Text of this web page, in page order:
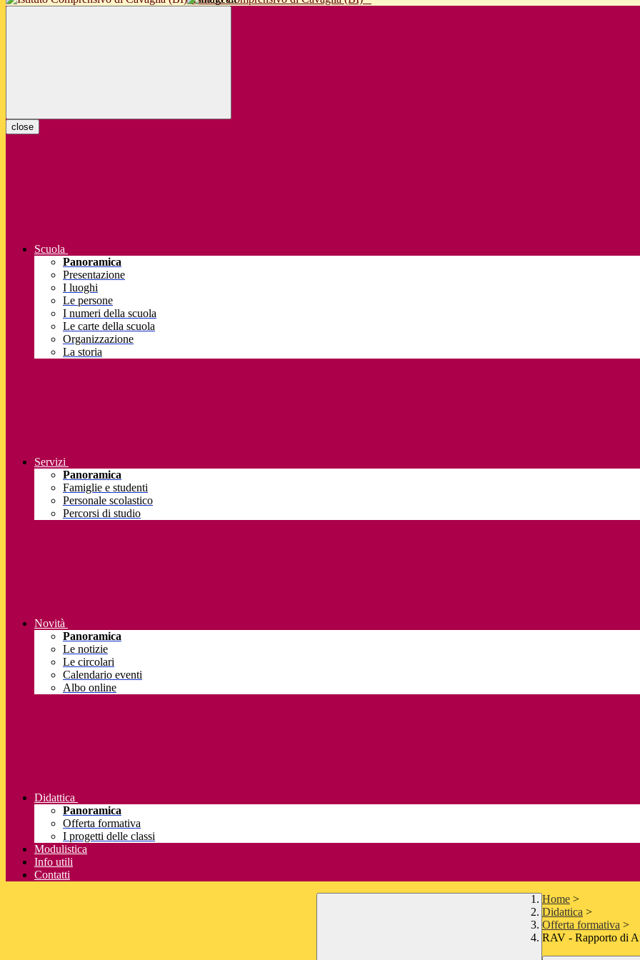
close
Scuola
Panoramica
Presentazione
I luoghi
Le persone
I numeri della scuola
Le carte della scuola
Organizzazione
La storia
Servizi
Panoramica
Famiglie e studenti
Personale scolastico
Percorsi di studio
Novità
Panoramica
Le notizie
Le circolari
Calendario eventi
Albo online
Didattica
Panoramica
Offerta formativa
I progetti delle classi
Modulistica
Info utili
Contatti
Home >
Didattica >
Offerta formativa >
RAV - Rapporto di